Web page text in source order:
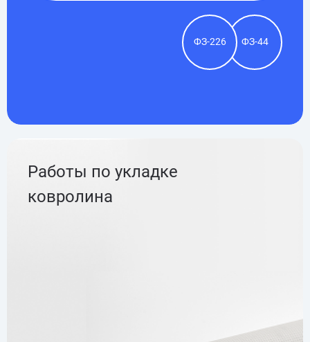
ФЗ-226 ФЗ-44
Работы по укладке
ковролина